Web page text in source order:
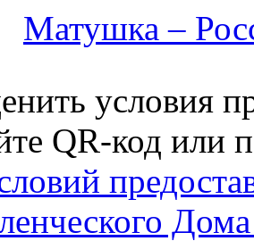
Матушка –
условия
QR-код или